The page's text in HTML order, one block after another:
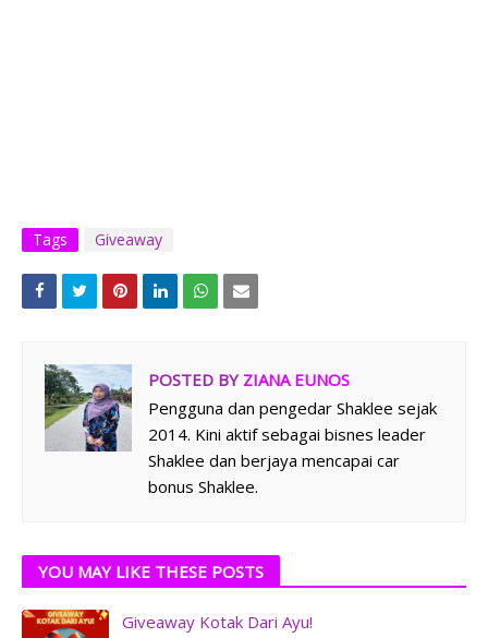
Tags Giveaway
POSTED BYZIANA EUNOS
Pengguna dan pengedar Shaklee sejak
2014. Kini aktif sebagai bisnes leader
Shaklee dan berjaya mencapai car
bonus Shaklee.
YOU MAY LIKE THESE POSTS
Giveaway Kotak Dari Ayu!